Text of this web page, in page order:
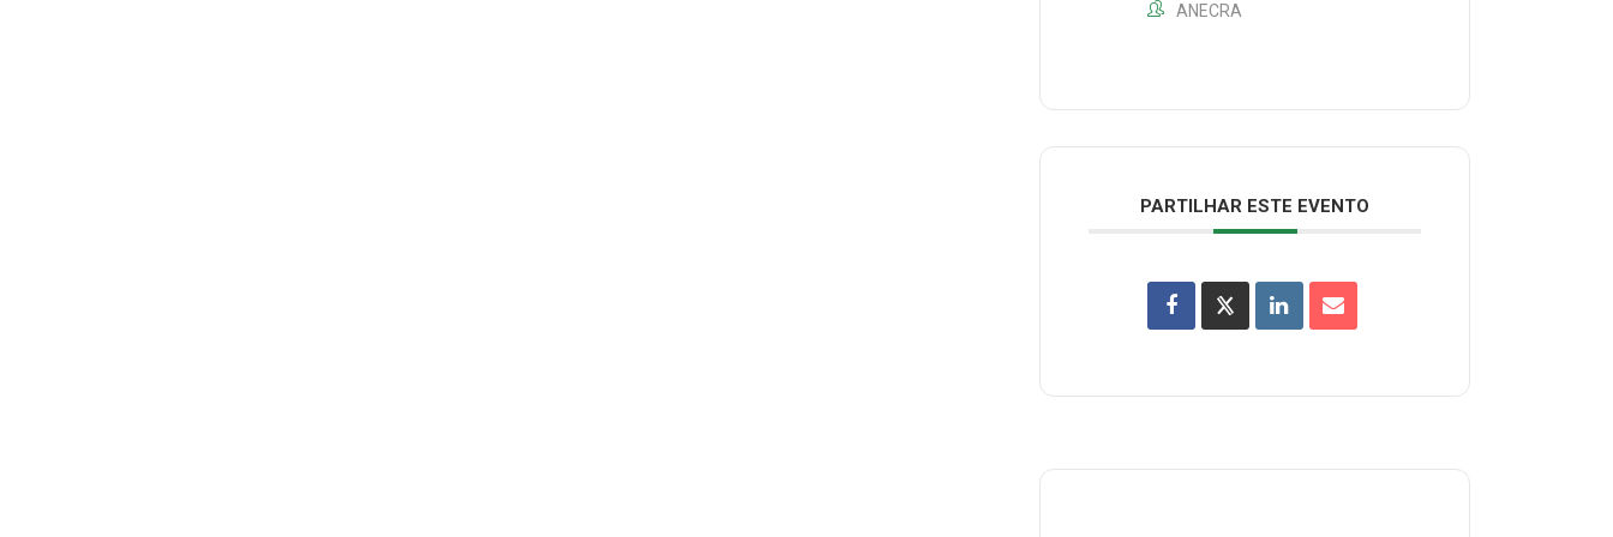
ANECRA
PARTILHAR ESTE EVENTO